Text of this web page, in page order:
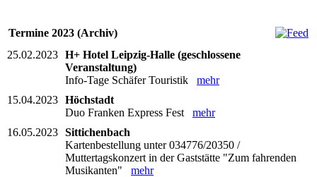
Termine 2023 (Archiv)
25.02.2023 H+ Hotel Leipzig-Halle (geschlossene
Veranstaltung)
Info-Tage Schäfer Touristik mehr
15.04.2023 Höchstadt
Duo Franken Express Fest mehr
16.05.2023 Sittichenbach
Kartenbestellung unter 034776/20350 /
Muttertagskonzert in der Gaststätte "Zum fahrenden
Musikanten" mehr